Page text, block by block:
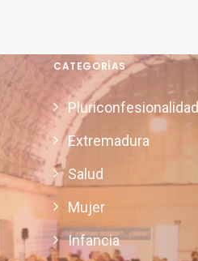
CATEGORÍAS
Pluriconfesionalidad
Extremadura
Salud
Mujer
Infancia